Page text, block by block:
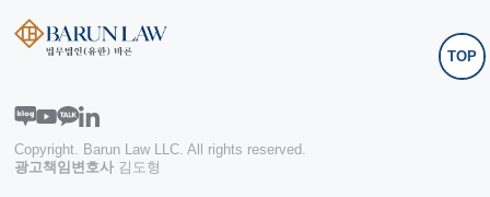
TOP
Copyright. Barun Law LLC. All rights reserved.
광고책임변호사 김도형